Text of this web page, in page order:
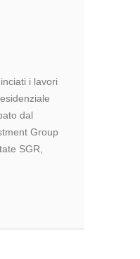
i lavori
dal
Group
SGR,